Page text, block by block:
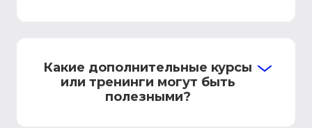
Какие дополнительные курсы
или тренинги могут быть
полезными?